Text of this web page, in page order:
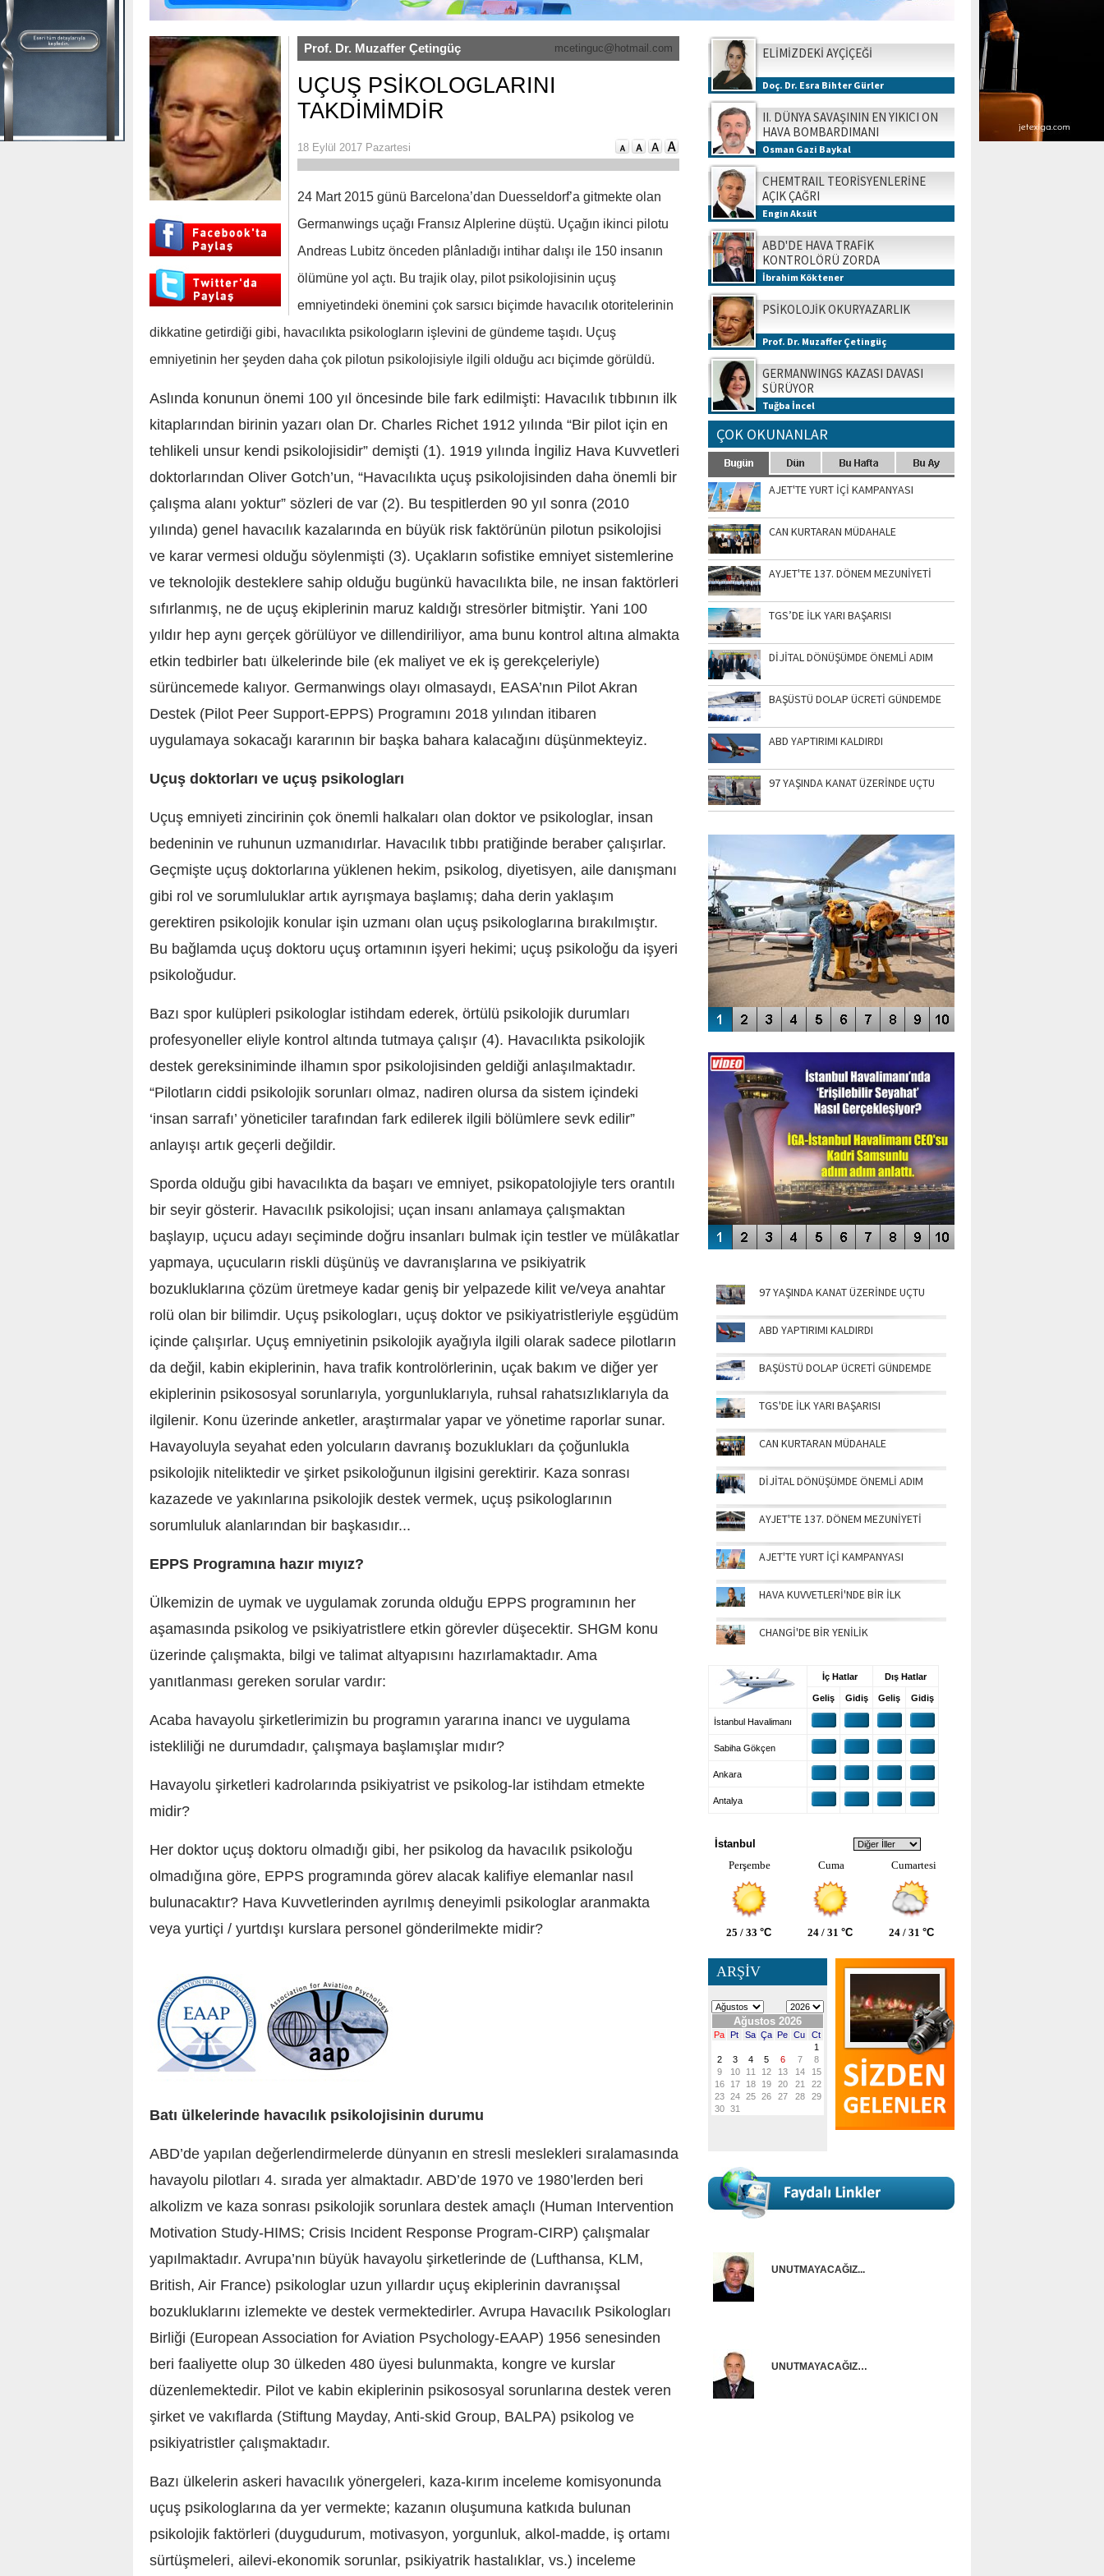
Prof. Dr. Muzaffer Çetingüç mcetinguc@hotmail.com
UÇUŞ PSİKOLOGLARINI
TAKDİMİMDİR
18 Eylül 2017 Pazartesi
24 Mart 2015 günü Barcelona’dan Duesseldorf’a gitmekte olan
Germanwings uçağı Fransız Alplerine düştü. Uçağın ikinci pilotu
Andreas Lubitz önceden plânladığı intihar dalışı ile 150 insanın
ölümüne yol açtı. Bu trajik olay, pilot psikolojisinin uçuş
emniyetindeki önemini çok sarsıcı biçimde havacılık otoritelerinin
dikkatine getirdiği gibi, havacılıkta psikologların işlevini de gündeme taşıdı. Uçuş
emniyetinin her şeyden daha çok pilotun psikolojisiyle ilgili olduğu acı biçimde görüldü.
Aslında konunun önemi 100 yıl öncesinde bile fark edilmişti: Havacılık tıbbının ilk
kitaplarından birinin yazarı olan Dr. Charles Richet 1912 yılında “Bir pilot için en
tehlikeli unsur kendi psikolojisidir” demişti (1). 1919 yılında İngiliz Hava Kuvvetleri
doktorlarından Oliver Gotch’un, “Havacılıkta uçuş psikolojisinden daha önemli bir
çalışma alanı yoktur” sözleri de var (2). Bu tespitlerden 90 yıl sonra (2010
yılında) genel havacılık kazalarında en büyük risk faktörünün pilotun psikolojisi
ve karar vermesi olduğu söylenmişti (3). Uçakların sofistike emniyet sistemlerine
ve teknolojik desteklere sahip olduğu bugünkü havacılıkta bile, ne insan faktörleri
sıfırlanmış, ne de uçuş ekiplerinin maruz kaldığı stresörler bitmiştir. Yani 100
yıldır hep aynı gerçek görülüyor ve dillendiriliyor, ama bunu kontrol altına almakta
etkin tedbirler batı ülkelerinde bile (ek maliyet ve ek iş gerekçeleriyle)
sürüncemede kalıyor. Germanwings olayı olmasaydı, EASA’nın Pilot Akran
Destek (Pilot Peer Support-EPPS) Programını 2018 yılından itibaren
uygulamaya sokacağı kararının bir başka bahara kalacağını düşünmekteyiz.
Uçuş doktorları ve uçuş psikologları
Uçuş emniyeti zincirinin çok önemli halkaları olan doktor ve psikologlar, insan
bedeninin ve ruhunun uzmanıdırlar. Havacılık tıbbı pratiğinde beraber çalışırlar.
Geçmişte uçuş doktorlarına yüklenen hekim, psikolog, diyetisyen, aile danışmanı
gibi rol ve sorumluluklar artık ayrışmaya başlamış; daha derin yaklaşım
gerektiren psikolojik konular işin uzmanı olan uçuş psikologlarına bırakılmıştır.
Bu bağlamda uçuş doktoru uçuş ortamının işyeri hekimi; uçuş psikoloğu da işyeri
psikoloğudur.
Bazı spor kulüpleri psikologlar istihdam ederek, örtülü psikolojik durumları
profesyoneller eliyle kontrol altında tutmaya çalışır (4). Havacılıkta psikolojik
destek gereksiniminde ilhamın spor psikolojisinden geldiği anlaşılmaktadır.
“Pilotların ciddi psikolojik sorunları olmaz, nadiren olursa da sistem içindeki
‘insan sarrafı’ yöneticiler tarafından fark edilerek ilgili bölümlere sevk edilir”
anlayışı artık geçerli değildir.
Sporda olduğu gibi havacılıkta da başarı ve emniyet, psikopatolojiyle ters orantılı
bir seyir gösterir. Havacılık psikolojisi; uçan insanı anlamaya çalışmaktan
başlayıp, uçucu adayı seçiminde doğru insanları bulmak için testler ve mülâkatlar
yapmaya, uçucuların riskli düşünüş ve davranışlarına ve psikiyatrik
bozukluklarına çözüm üretmeye kadar geniş bir yelpazede kilit ve/veya anahtar
rolü olan bir bilimdir. Uçuş psikologları, uçuş doktor ve psikiyatristleriyle eşgüdüm
içinde çalışırlar. Uçuş emniyetinin psikolojik ayağıyla ilgili olarak sadece pilotların
da değil, kabin ekiplerinin, hava trafik kontrolörlerinin, uçak bakım ve diğer yer
ekiplerinin psikososyal sorunlarıyla, yorgunluklarıyla, ruhsal rahatsızlıklarıyla da
ilgilenir. Konu üzerinde anketler, araştırmalar yapar ve yönetime raporlar sunar.
Havayoluyla seyahat eden yolcuların davranış bozuklukları da çoğunlukla
psikolojik niteliktedir ve şirket psikoloğunun ilgisini gerektirir. Kaza sonrası
kazazede ve yakınlarına psikolojik destek vermek, uçuş psikologlarının
sorumluluk alanlarından bir başkasıdır...
EPPS Programına hazır mıyız?
Ülkemizin de uymak ve uygulamak zorunda olduğu EPPS programının her
aşamasında psikolog ve psikiyatristlere etkin görevler düşecektir. SHGM konu
üzerinde çalışmakta, bilgi ve talimat altyapısını hazırlamaktadır. Ama
yanıtlanması gereken sorular vardır:
Acaba havayolu şirketlerimizin bu programın yararına inancı ve uygulama
istekliliği ne durumdadır, çalışmaya başlamışlar mıdır?
Havayolu şirketleri kadrolarında psikiyatrist ve psikolog-lar istihdam etmekte
midir?
Her doktor uçuş doktoru olmadığı gibi, her psikolog da havacılık psikoloğu
olmadığına göre, EPPS programında görev alacak kalifiye elemanlar nasıl
bulunacaktır? Hava Kuvvetlerinden ayrılmış deneyimli psikologlar aranmakta
veya yurtiçi / yurtdışı kurslara personel gönderilmekte midir?
Batı ülkelerinde havacılık psikolojisinin durumu
ABD’de yapılan değerlendirmelerde dünyanın en stresli meslekleri sıralamasında
havayolu pilotları 4. sırada yer almaktadır. ABD’de 1970 ve 1980’lerden beri
alkolizm ve kaza sonrası psikolojik sorunlara destek amaçlı (Human Intervention
Motivation Study-HIMS; Crisis Incident Response Program-CIRP) çalışmalar
yapılmaktadır. Avrupa’nın büyük havayolu şirketlerinde de (Lufthansa, KLM,
British, Air France) psikologlar uzun yıllardır uçuş ekiplerinin davranışsal
bozukluklarını izlemekte ve destek vermektedirler. Avrupa Havacılık Psikologları
Birliği (European Association for Aviation Psychology-EAAP) 1956 senesinden
beri faaliyette olup 30 ülkeden 480 üyesi bulunmakta, kongre ve kurslar
düzenlemektedir. Pilot ve kabin ekiplerinin psikososyal sorunlarına destek veren
şirket ve vakıflarda (Stiftung Mayday, Anti-skid Group, BALPA) psikolog ve
psikiyatristler çalışmaktadır.
Bazı ülkelerin askeri havacılık yönergeleri, kaza-kırım inceleme komisyonunda
uçuş psikologlarına da yer vermekte; kazanın oluşumuna katkıda bulunan
psikolojik faktörleri (duygudurum, motivasyon, yorgunluk, alkol-madde, iş ortamı
sürtüşmeleri, ailevi-ekonomik sorunlar, psikiyatrik hastalıklar, vs.) inceleme
ELİMİZDEKİ AYÇİÇEĞİ
Doç. Dr. Esra Bihter Gürler
II. DÜNYA SAVAŞININ EN YIKICI ON
HAVA BOMBARDIMANI
Osman Gazi Baykal
CHEMTRAIL TEORİSYENLERİNE
AÇIK ÇAĞRI
Engin Aksüt
ABD'DE HAVA TRAFİK
KONTROLÖRÜ ZORDA
İbrahim Köktener
PSİKOLOJİK OKURYAZARLIK
Prof. Dr. Muzaffer Çetingüç
GERMANWINGS KAZASI DAVASI
SÜRÜYOR
Tuğba İncel
ÇOK OKUNANLAR
AJET'TE YURT İÇİ KAMPANYASI
CAN KURTARAN MÜDAHALE
AYJET'TE 137. DÖNEM MEZUNİYETİ
TGS’DE İLK YARI BAŞARISI
DİJİTAL DÖNÜŞÜMDE ÖNEMLİ ADIM
BAŞÜSTÜ DOLAP ÜCRETİ GÜNDEMDE
ABD YAPTIRIMI KALDIRDI
97 YAŞINDA KANAT ÜZERİNDE UÇTU
SİNGAPUR AIRSHOW-2020
ENGELLERİN AŞILDIĞI HAVALİMANI
97 YAŞINDA KANAT ÜZERİNDE UÇTU
ABD YAPTIRIMI KALDIRDI
BAŞÜSTÜ DOLAP ÜCRETİ GÜNDEMDE
TGS'DE İLK YARI BAŞARISI
CAN KURTARAN MÜDAHALE
DİJİTAL DÖNÜŞÜMDE ÖNEMLİ ADIM
AYJET'TE 137. DÖNEM MEZUNİYETİ
AJET'TE YURT İÇİ KAMPANYASI
HAVA KUVVETLERİ'NDE BİR İLK
CHANGİ'DE BİR YENİLİK
İç Hatlar Dış Hatlar
Geliş Gidiş Geliş Gidiş
İstanbul Havalimanı
Sabiha Gökçen
Ankara
Antalya
İstanbul
Perşembe
Cuma Cumartesi
25 / 33 °C 24 / 31 °C 24 / 31 °C
ARŞİV
UNUTMAYACAĞIZ...
UNUTMAYACAĞIZ…